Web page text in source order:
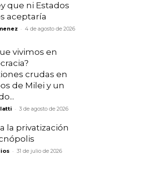
que ni Estados
aceptaría
- 4 de agosto de 2026
vivimos en
crudas en
de Milei y un
- 3 de agosto de 2026
la privatización
- 31 de julio de 2026